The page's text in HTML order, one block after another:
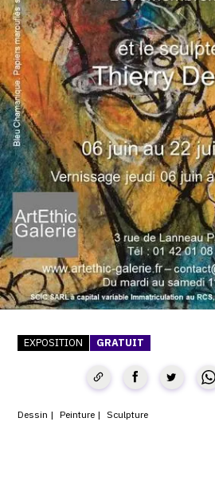
CRÉER SON
ABONNEMENTS DÉDIÉS
CRÉER SON SITE
CRÉER SON
PUBLIER SES
DEVENIR
À
À PROPOS
CONTACT
EXPOSITION GRATUIT
Dessin Peinture Sculpture